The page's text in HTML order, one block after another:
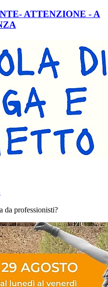
ATTENZIONE - A
da professionisti?